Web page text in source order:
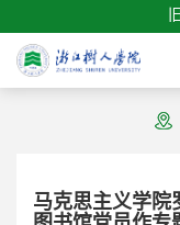
马克思主义学院